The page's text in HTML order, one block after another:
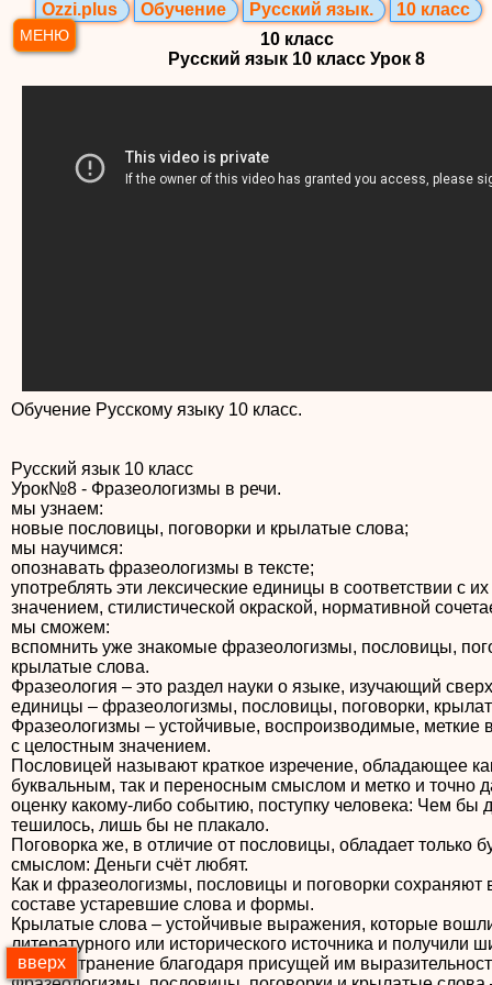
МЕНЮ
Ozzi.plus Обучение Русский язык.
10 класс
10 класс
Русский язык 10 класс Урок 8
Обучение Русскому языку 10 класс.
Русский язык 10 класс
Урок№8 - Фразеологизмы в речи.
мы узнаем:
новые пословицы, поговорки и крылатые слова;
мы научимся:
опознавать фразеологизмы в тексте;
употреблять эти лексические единицы в соответствии с их
значением, стилистической окраской, нормативной
мы сможем:
вспомнить уже знакомые фразеологизмы, пословицы,
крылатые слова.
Фразеология – это раздел науки о языке, изучающий
единицы – фразеологизмы, пословицы, поговорки,
Фразеологизмы – устойчивые, воспроизводимые, меткие
с целостным значением.
Пословицей называют краткое изречение, обладающее
буквальным, так и переносным смыслом и метко и точно
оценку какому-либо событию, поступку человека: Чем бы
тешилось, лишь бы не плакало.
Поговорка же, в отличие от пословицы, обладает только
смыслом: Деньги счёт любят.
Как и фразеологизмы, пословицы и поговорки сохраняют
составе устаревшие слова и формы.
Крылатые слова – устойчивые выражения, которые
литературного или исторического источника и получили
распространение благодаря присущей им
вверх